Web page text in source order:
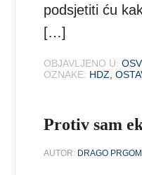
podsjetiti ću
[…]
OBJAVLJENO U:
OZNAKE: HDZ,
Protiv sam
AUTOR: DRAGO